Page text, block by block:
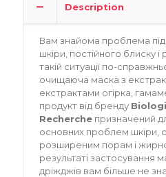
Description
Вам знайома проблема
шкіри, постійного блиску і
такій ситуації по-
очищаюча маска з
екстрактами огірка,
продукт від бренду
Recherche призначений
основних проблем шкіри,
розширеним порам і
результаті застосування
дріжджів вам більше не